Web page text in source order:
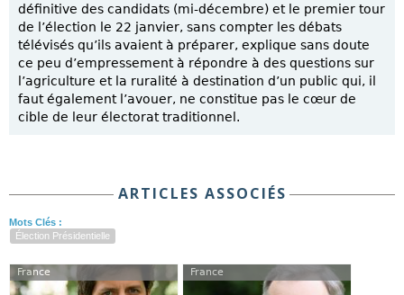
définitive des candidats (mi-décembre) et le premier tour
de l’élection le 22 janvier, sans compter les débats
télévisés qu’ils avaient à préparer, explique sans doute
ce peu d’empressement à répondre à des questions sur
l’agriculture et la ruralité à destination d’un public qui, il
faut également l’avouer, ne constitue pas le cœur de
cible de leur électorat traditionnel.
ARTICLES ASSOCIÉS
Mots Clés :
Élection Présidentielle
France France